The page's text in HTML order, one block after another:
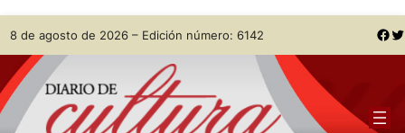
Saltar
al
contenido
Skip
to
content
8 de agosto de 2026 – Edición número: 6142 Facebook Twitter